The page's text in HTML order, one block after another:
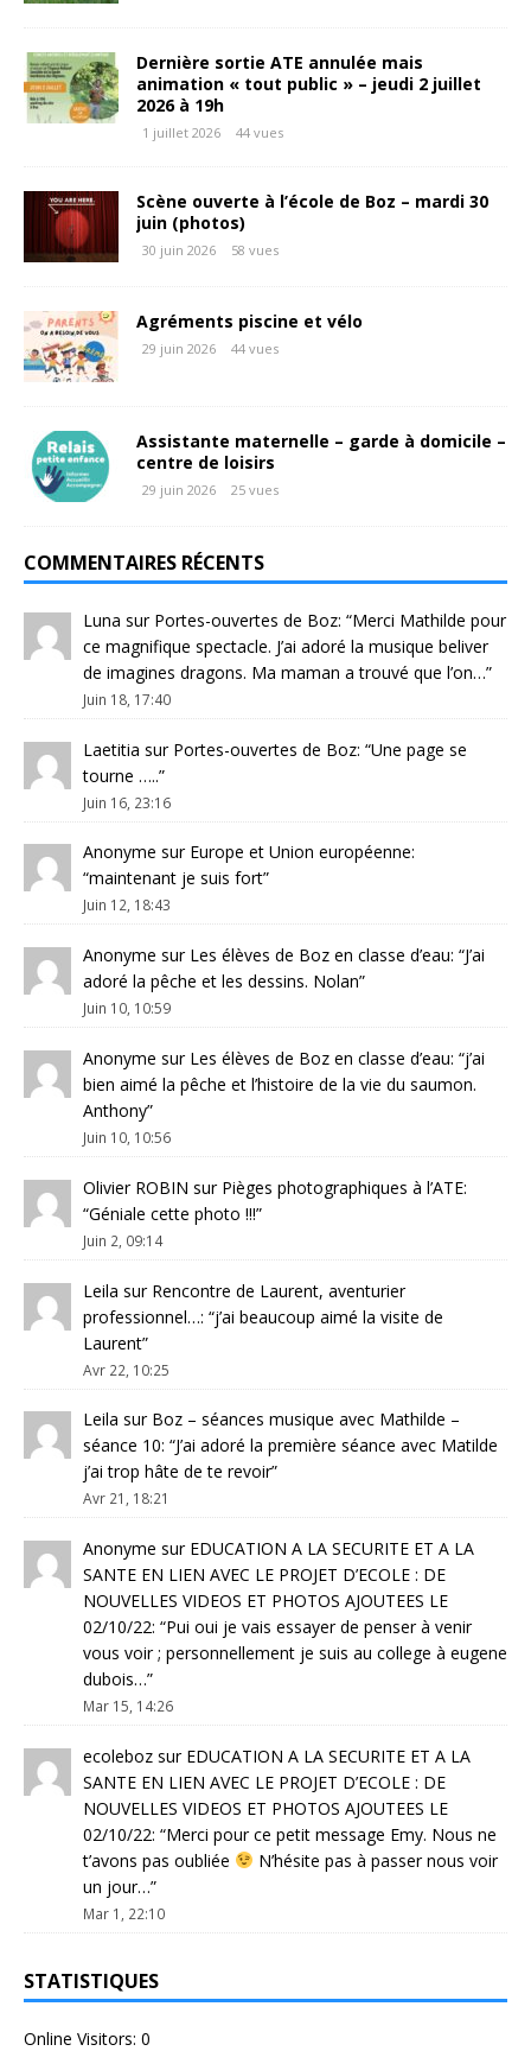
Dernière sortie ATE annulée mais
animation « tout public » – jeudi 2 juillet
2026 à 19h
1 juillet 2026 44 vues
Scène ouverte à l’école de Boz – mardi 30
juin (photos)
30 juin 2026 58 vues
Agréments piscine et vélo
29 juin 2026 44 vues
Assistante maternelle – garde à domicile –
centre de loisirs
29 juin 2026 25 vues
COMMENTAIRES RÉCENTS
Luna sur Portes-ouvertes de Boz: “Merci Mathilde pour
ce magnifique spectacle. J’ai adoré la musique beliver
de imagines dragons. Ma maman a trouvé que l’on…”
Juin 18, 17:40
Laetitia sur Portes-ouvertes de Boz: “Une page se
tourne …..”
Juin 16, 23:16
Anonyme sur Europe et Union européenne:
“maintenant je suis fort”
Juin 12, 18:43
Anonyme sur Les élèves de Boz en classe d’eau: “J’ai
adoré la pêche et les dessins. Nolan”
Juin 10, 10:59
Anonyme sur Les élèves de Boz en classe d’eau: “j’ai
bien aimé la pêche et l’histoire de la vie du saumon.
Anthony”
Juin 10, 10:56
Olivier ROBIN sur Pièges photographiques à l’ATE:
“Géniale cette photo !!!”
Juin 2, 09:14
Leila sur Rencontre de Laurent, aventurier
professionnel…: “j’ai beaucoup aimé la visite de
Laurent”
Avr 22, 10:25
Leila sur Boz – séances musique avec Mathilde –
séance 10: “J’ai adoré la première séance avec Matilde
j’ai trop hâte de te revoir”
Avr 21, 18:21
Anonyme sur EDUCATION A LA SECURITE ET A LA
SANTE EN LIEN AVEC LE PROJET D’ECOLE : DE
NOUVELLES VIDEOS ET PHOTOS AJOUTEES LE
02/10/22: “Pui oui je vais essayer de penser à venir
vous voir ; personnellement je suis au college à eugene
dubois…”
Mar 15, 14:26
ecoleboz sur EDUCATION A LA SECURITE ET A LA
SANTE EN LIEN AVEC LE PROJET D’ECOLE : DE
NOUVELLES VIDEOS ET PHOTOS AJOUTEES LE
02/10/22: “Merci pour ce petit message Emy. Nous ne
t’avons pas oubliée
N’hésite pas à passer nous voir
un jour…”
Mar 1, 22:10
STATISTIQUES
Online Visitors: 0